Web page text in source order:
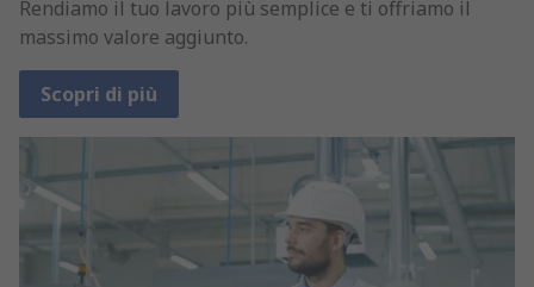
Rendiamo il tuo lavoro più semplice e ti offriamo il
massimo valore aggiunto.
Scopri di più